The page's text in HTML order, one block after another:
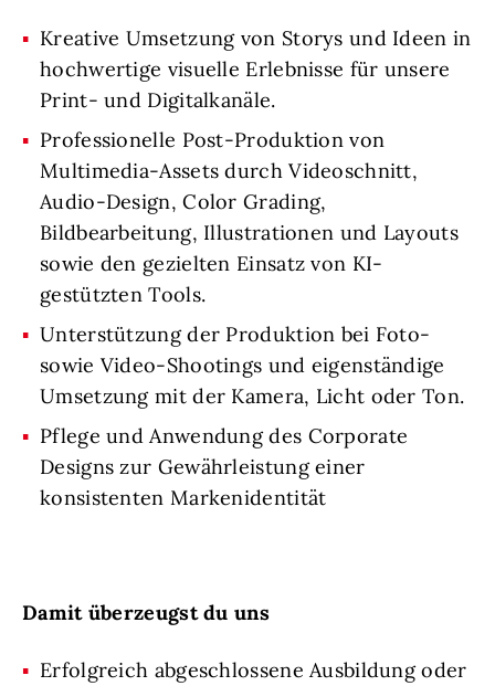
Kreative Umsetzung von Storys und Ideen in
hochwertige visuelle Erlebnisse für unsere
Print- und Digitalkanäle.
Professionelle Post-Produktion von
Multimedia-Assets durch Videoschnitt,
Audio-Design, Color Grading,
Bildbearbeitung, Illustrationen und Layouts
sowie den gezielten Einsatz von KI-
gestützten Tools.
Unterstützung der Produktion bei Foto-
sowie Video-Shootings und eigenständige
Umsetzung mit der Kamera, Licht oder Ton.
Pflege und Anwendung des Corporate
Designs zur Gewährleistung einer
konsistenten Markenidentität
Damit überzeugst du uns
Erfolgreich abgeschlossene Ausbildung oder